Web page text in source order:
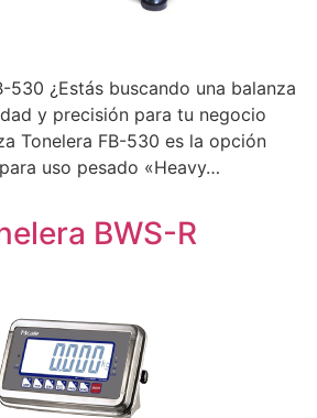
530 ¿Estás buscando una balanza
y precisión para tu negocio
Tonelera FB-530 es la opción
uso pesado «Heavy…
BWS-R